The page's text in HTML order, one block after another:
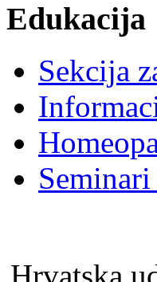
Edukacija
Sekcija